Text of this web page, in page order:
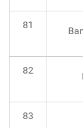
81
82
83